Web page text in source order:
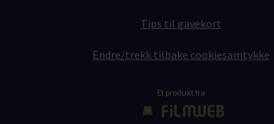
Tips til gavekort
Endre/trekk tilbake cookiesamtykke
Et produkt fra